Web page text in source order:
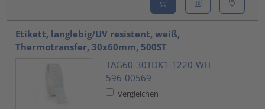
Etikett, langlebig/UV resistent, weiß,
Thermotransfer, 30x60mm, 500ST
TAG60-30TDK1-1220-WH
596-00569
Vergleichen